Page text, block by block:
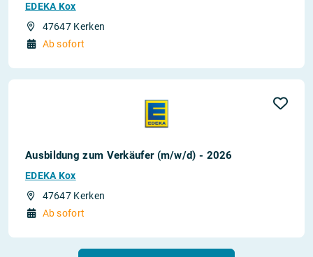
EDEKA Kox
47647 Kerken
Ab sofort
Ausbildung zum Verkäufer (m/w/d) - 2026
EDEKA Kox
47647 Kerken
Ab sofort